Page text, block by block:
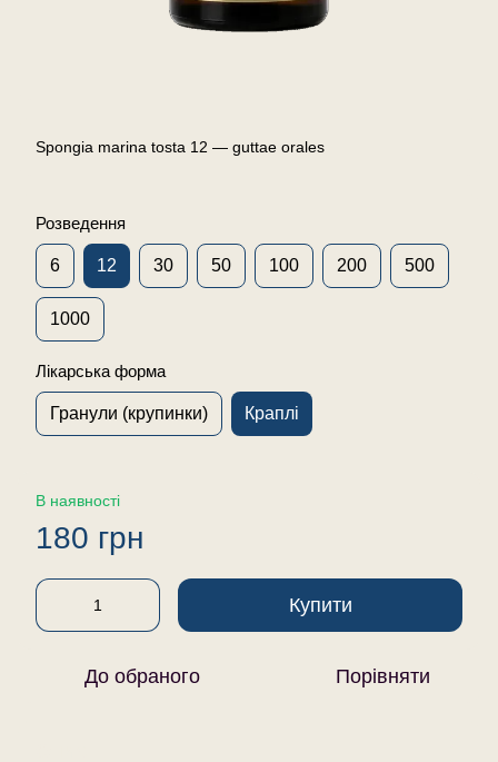
Spongia marina tosta 12 — guttae orales
Розведення
6 12 30 50 100 200 500
1000
Лікарська форма
Гранули (крупинки) Краплі
В наявності
180 грн
Купити
До обраного Порівняти